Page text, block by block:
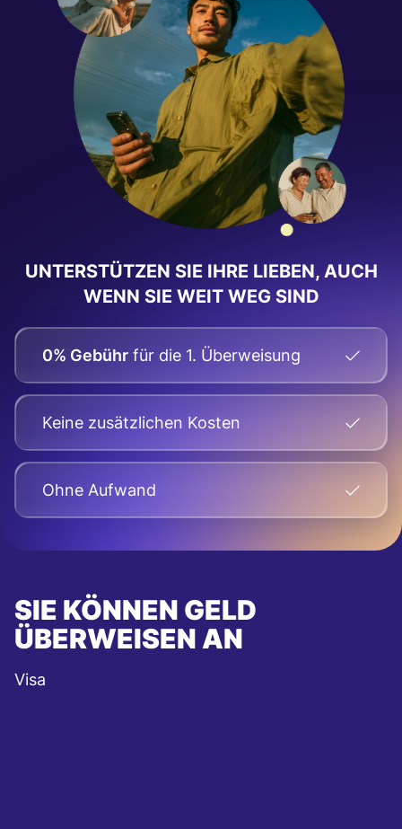
UNTERSTÜTZEN SIE IHRE LIEBEN, AUCH
WENN SIE WEIT WEG SIND
0% Gebühr für die 1. Überweisung
Keine zusätzlichen Kosten
Оhne Aufwand
SIE KÖNNEN GELD
ÜBERWEISEN AN
Visa